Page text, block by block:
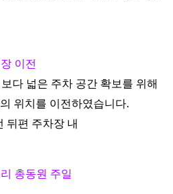
이전
다 넓은 주차 공간 확보를 위해
위치를 이전하였습니다.
뒤편 주차장 내
총동원 주일